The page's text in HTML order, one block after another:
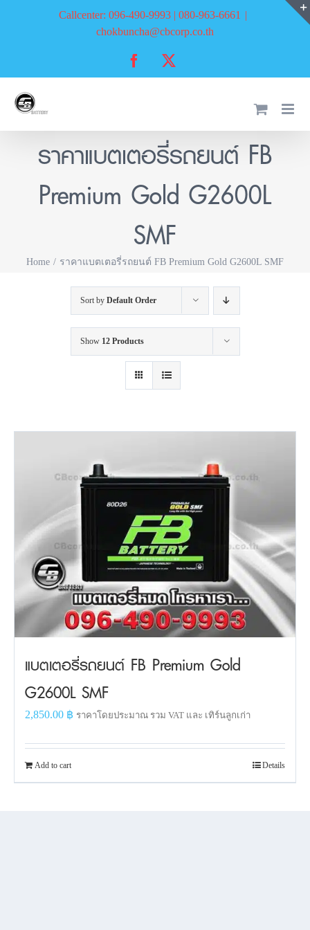
Callcenter: 096-490-9993 | 080-963-6661 |
chokbuncha@cbcorp.co.th
Facebook
ราคาแบตเตอรี่รถยนต์ FB
Premium Gold G2600L
SMF
Home ราคาแบตเตอรี่รถยนต์ FB Premium Gold G2600L SMF
Sort by Default Order
Show 12 Products
แบตเตอรี่รถยนต์ FB Premium Gold
G2600L SMF
2,850.00 ฿ ราคาโดยประมาณ รวม VAT และ เทิร์นลูกเก่า
Add to cart Details